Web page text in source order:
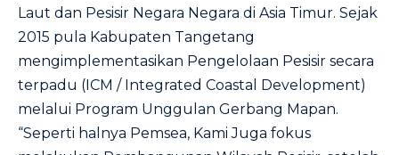
Laut dan Pesisir Negara Negara di Asia Timur. Sejak
2015 pula Kabupaten Tangetang
mengimplementasikan Pengelolaan Pesisir secara
terpadu (ICM / Integrated Coastal Development)
melalui Program Unggulan Gerbang Mapan.
“Seperti halnya Pemsea, Kami Juga fokus